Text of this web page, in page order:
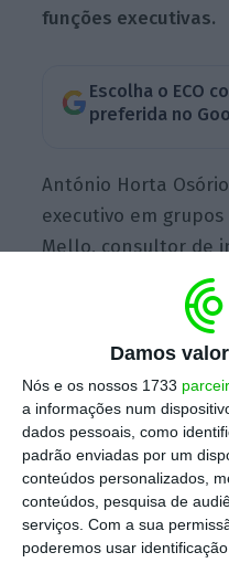
Damos
Nós e os nossos 1733
a informações num
dados pessoais, como
padrão enviadas por um
conteúdos personalizados,
conteúdos, pesquisa de
serviços. Com a sua
poderemos usar
funções executivas.
Escolha o ECO
preferida no
António Horta
executivo em
Mello, consultor de
Mediobanca, e foi
seu envolvimento
comprar a Altice
Lacerda é
Endesa, além de
financeira. Sãodois
por alguns dos
perfil técnico e
perfil da própria
por Miguel Stilwell.